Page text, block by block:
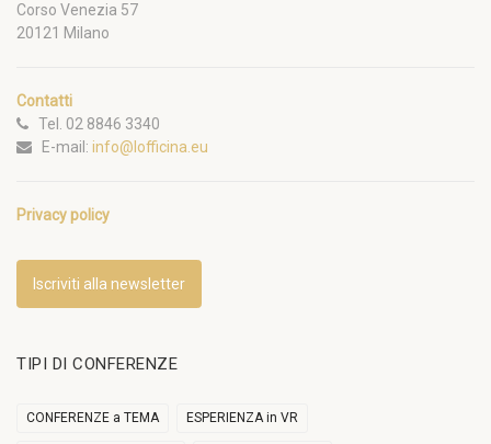
Corso Venezia 57
20121 Milano
Contatti
Tel. 02 8846 3340
E-mail: info@lofficina.eu
Privacy policy
Iscriviti alla newsletter
TIPI DI CONFERENZE
CONFERENZE a TEMA ESPERIENZA in VR